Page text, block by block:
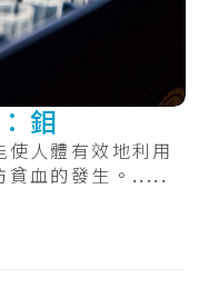
鉬
人體有效地利用
貧血的發生。.....